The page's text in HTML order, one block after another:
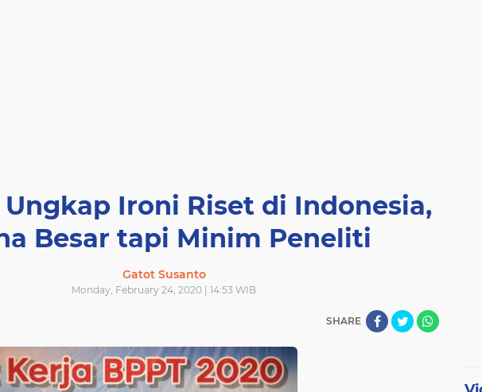
Ironi Riset di Indonesia,
Besar tapi Minim Peneliti
Gatot Susanto
Monday, February 24, 2020 | 14:53 WIB
SHARE